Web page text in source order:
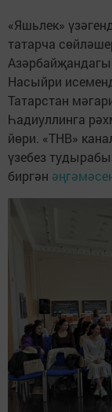
«Яшьлек»
татарча
Насыйри
Татарстан
Һадиуллинга
йөри. «ТНВ»
үзебез
биргән